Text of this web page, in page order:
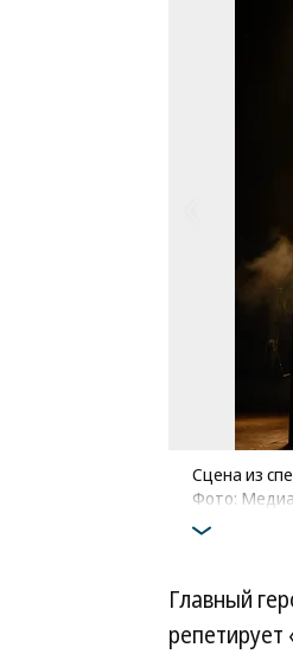
Сцена из
Фото:
Главный